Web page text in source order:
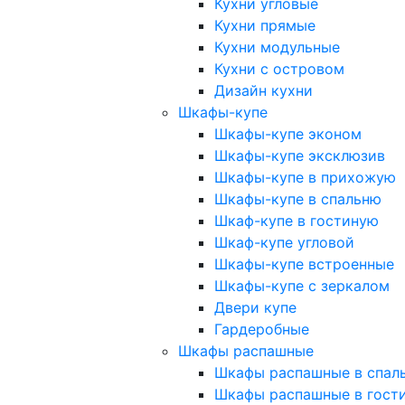
Кухни угловые
Кухни прямые
Кухни модульные
Кухни с островом
Дизайн кухни
Шкафы-купе
Шкафы-купе эконом
Шкафы-купе эксклюзив
Шкафы-купе в прихожую
Шкафы-купе в спальню
Шкаф-купе в гостиную
Шкаф-купе угловой
Шкафы-купе встроенные
Шкафы-купе с зеркалом
Двери купе
Гардеробные
Шкафы распашные
Шкафы распашные в
Шкафы распашные в